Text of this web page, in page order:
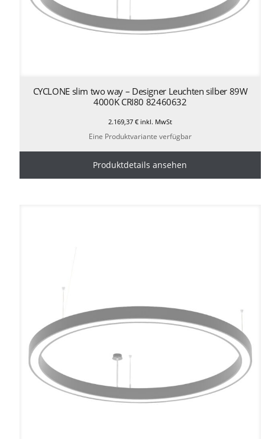
CYCLONE slim two way – Designer Leuchten silber 89W
4000K CRI80 82460632
2.169,37 €inkl. MwSt
Eine Produktvariante verfügbar
Produktdetails ansehen